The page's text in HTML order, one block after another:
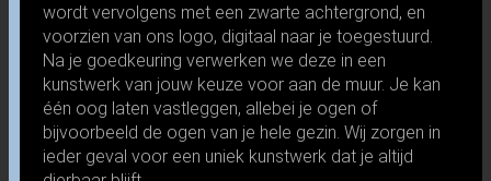
wordt vervolgens met een zwarte achtergrond, en
voorzien van ons logo, digitaal naar je toegestuurd.
Na je goedkeuring verwerken we deze in een
kunstwerk van jouw keuze voor aan de muur. Je kan
één oog laten vastleggen, allebei je ogen of
bijvoorbeeld de ogen van je hele gezin. Wij zorgen in
ieder geval voor een uniek kunstwerk dat je altijd